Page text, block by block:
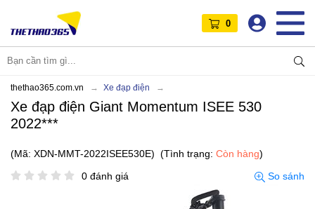
0
thethao365.com.vn Xe đạp điện
Xe đạp điện Giant Momentum ISEE 530
2022***
(Mã: XDN-MMT-2022ISEE530E) (Tình trạng: Còn hàng)
0 đánh giá
So sánh